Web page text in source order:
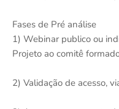
Fases de Pré análise
1) Webinar publico ou
Projeto ao comitê
2) Validação de acesso,